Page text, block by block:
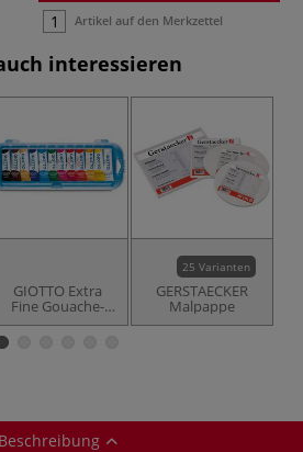
Artikel auf den Merkzettel
interessieren
GIOTTO Extra
Fine Gouache-
Farben 12er- Set
25 Varianten
GERSTAECKER
Malpappe
Beschreibung